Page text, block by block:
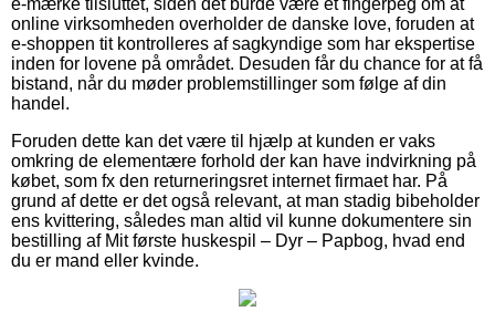
online virksomheden overholder de danske love, foruden at
e-shoppen tit kontrolleres af sagkyndige som har ekspertise
inden for lovene på området. Desuden får du chance for at få
bistand, når du møder problemstillinger som følge af din
handel.
Foruden dette kan det være til hjælp at kunden er vaks
omkring de elementære forhold der kan have indvirkning på
købet, som fx den returneringsret internet firmaet har. På
grund af dette er det også relevant, at man stadig bibeholder
ens kvittering, således man altid vil kunne dokumentere sin
bestilling af Mit første huskespil – Dyr – Papbog, hvad end
du er mand eller kvinde.